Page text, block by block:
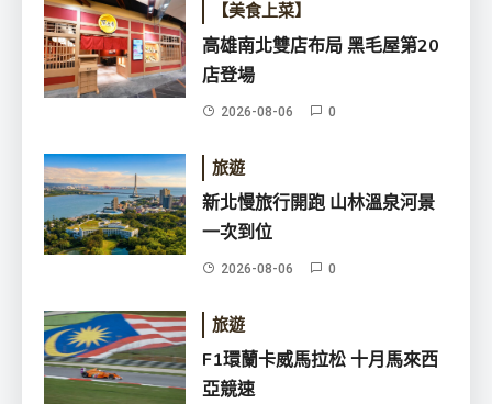
高雄南北雙店布局 黑毛屋第20店登
【美食上菜】
高雄南北雙店布局 黑毛屋第20
店登場
2026-08-06 0
旅遊
新北慢旅行開跑 山林溫泉河景
一次到位
2026-08-06 0
旅遊
F1環蘭卡威馬拉松 十月馬來西
亞競速